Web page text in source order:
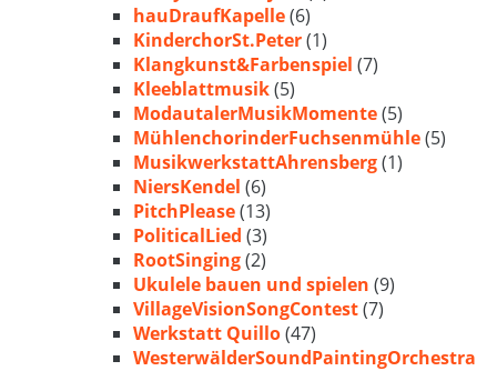
hauDraufKapelle(6)
KinderchorSt.Peter(1)
Klangkunst&Farbenspiel (7)
Kleeblattmusik(5)
ModautalerMusikMomente(5)
MühlenchorinderFuchsenmühle(5)
MusikwerkstattAhrensberg(1)
NiersKendel (6)
PitchPlease(13)
PoliticalLied (3)
RootSinging(2)
Ukulele bauen und spielen (9)
VillageVisionSongContest(7)
Werkstatt Quillo(47)
WesterwälderSoundPaintingOrchestra